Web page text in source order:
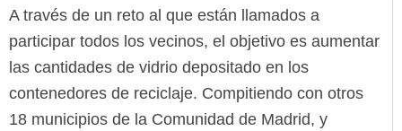
A través de un reto al que están llamados a
participar todos los vecinos, el objetivo es aumentar
las cantidades de vidrio depositado en los
contenedores de reciclaje. Compitiendo con otros
18 municipios de la Comunidad de Madrid, y